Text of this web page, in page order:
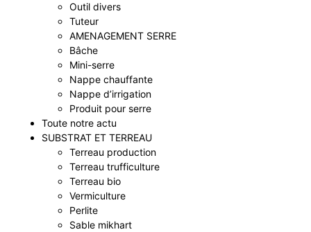
Outil divers
Tuteur
AMENAGEMENT SERRE
Bâche
Mini-serre
Nappe chauffante
Nappe d’irrigation
Produit pour serre
Toute notre actu
SUBSTRAT ET TERREAU
Terreau production
Terreau trufficulture
Terreau bio
Vermiculture
Perlite
Sable mikhart